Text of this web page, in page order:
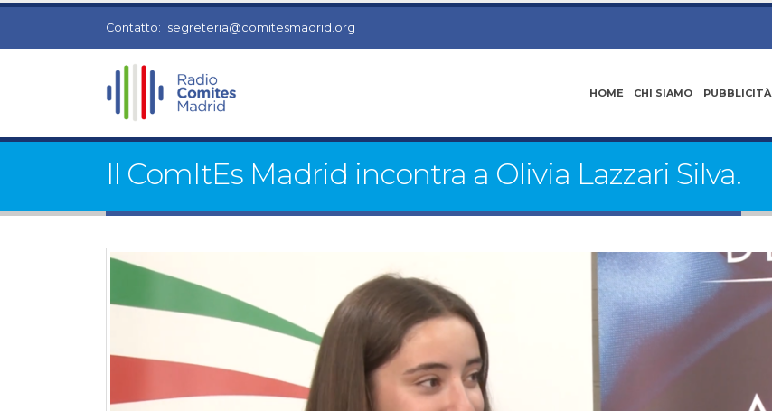
Contatto: segreteria@comitesmadrid.org
HOME CHI SIAMO PUBBLICITÀ
Il ComItEs Madrid incontra a Olivia Lazzari Silva.